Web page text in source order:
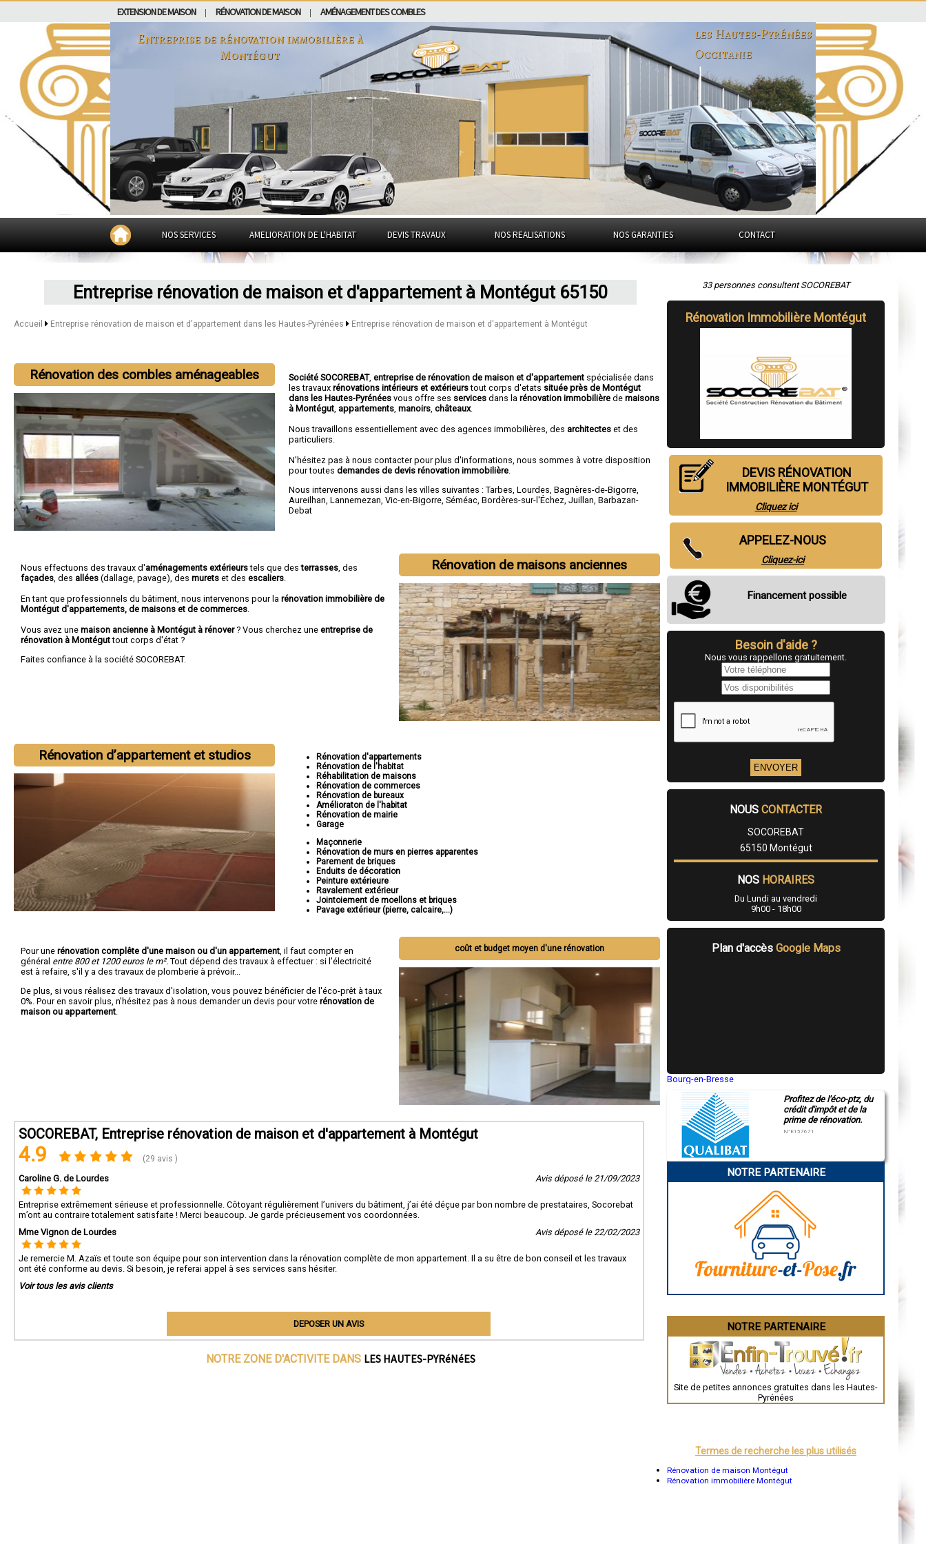
EXTENSION DE MAISON RÉNOVATION DE MAISON AMÉNAGEMENT DES COMBLES
Entreprise de rénovation immobilière à
Montégut
les Hautes-Pyrénées
Occitanie
NOS SERVICES AMELIORATION DE L'HABITAT DEVIS TRAVAUX NOS REALISATIONS NOS GARANTIES CONTACT
Entreprise rénovation de maison et d'appartement à Montégut 65150
Accueil Entreprise rénovation de maison et d'appartement dans les Hautes-Pyrénées Entreprise rénovation de maison et d'appartement à Montégut
Rénovation des combles aménageables Société SOCOREBAT,entreprise de rénovation de maison et d'appartement spécialisée dans
les travauxrénovations intérieurs et extérieurstout corps d'etats située près de Montégut
dans les Hautes-Pyrénéesvous offre ses services dans larénovation immobilière demaisons
à Montégut appartements ,manoirs ,châteaux.
Nous travaillons essentiellement avec des agences immobilières, des architectes et des
particuliers.
N'hésitez pas à nous contacter pour plus d'informations, nous sommes à votre disposition
pour toutesdemandes de devis rénovation immobilière
Nous intervenons aussi dans les villes suivantes :Tarbes ,Lourdes ,Bagnères-de-Bigorre
Aureilhan ,Lannemezan ,Vic-en-Bigorre ,Séméac ,Bordères-sur-l'Échez ,Juillan ,Barbazan-
Debat
Rénovation de maisons anciennes
Nous effectuons des travaux d'aménagements extérieurstels que desterrasses , des
façades , des allées (dallage, pavage), des murets et des escaliers
En tant que professionnels du bâtiment, nous intervenons pour la rénovation immobilière de
Montégut d'appartements, de maisons et de commerces
Vous avez une maison ancienne à Montégut à rénover? Vous cherchez une entreprise de
rénovation à Montéguttout corps d'état ?
Faites confiance à la société SOCOREBAT.
Rénovation d’appartement et studios
Rénovation d'appartements
Rénovation de l'habitat
Réhabilitation de maisons
Rénovation de commerces
Rénovation de bureaux
Amélioraton de l'habitat
Rénovation de mairie
Garage
Maçonnerie
Rénovation de murs en pierres apparentes
Parement de briques
Enduits de décoration
Peinture extérieure
Ravalement extérieur
Jointoiement de moellons et briques
Pavage extérieur (pierre, calcaire,...)
coût et budget moyen d'une rénovation
Pour une rénovation complête d'une maison ou d'un appartement , il faut compter en
général entre 800 et 1200 euros le m². Tout dépend des travaux à effectuer : si l'électricité
est à refaire, s'il y a des travaux de plomberie à prévoir...
De plus, si vous réalisez des travaux d'isolation, vous pouvez bénéficier de l'éco-prêt à taux
0%. Pour en savoir plus, n'hésitez pas à nous demander un devis pour votre rénovation de
maison ou appartement
SOCOREBAT, Entreprise rénovation de maison et d'appartement à Montégut
4.9 (29 avis )
Caroline G. de Lourdes Avis déposé le 21/09/2023
Entreprise extrêmement sérieuse et professionnelle. Côtoyant régulièrement l’univers du bâtiment, j’ai été déçue par bon nombre de prestataires, Socorebat
m’ont au contraire totalement satisfaite ! Merci beaucoup. Je garde précieusement vos coordonnées.
Mme Vignon de Lourdes
Avis déposé le 22/02/2023
Je remercie M. Azaïs et toute son équipe pour son intervention dans la rénovation complète de mon appartement. Il a su être de bon conseil et les travaux
ont été conforme au devis. Si besoin, je referai appel à ses services sans hésiter.
Voir tous les avis clients
DEPOSER UN AVIS
NOTRE ZONE D'ACTIVITE DANS LES HAUTES-PYRéNéES
33 personnes consultent SOCOREBAT
Rénovation Immobilière Montégut
DEVIS RÉNOVATION
IMMOBILIÈRE MONTÉGUT
Cliquez ici
APPELEZ-NOUS
Cliquez-ici
Financement possible
Besoin d'aide ?
Nous vous rappellons gratuitement.
NOUS CONTACTER
SOCOREBAT
65150 Montégut
NOS HORAIRES
Du Lundi au vendredi
9h00 - 18h00
Plan d'accès Google Maps
Bourg-en-Bresse
Montluçon
Manosque
Gap
Charleville-Mézières
Pamiers
Narbonne
Brive-la-Gaillarde
Guéret
Besançon
Évreux
Chartres
Nîmes
Auch
Grenoble
Mont-de-Marsan
Blois
Profitez de l'éco-ptz, du
crédit d'impôt et de la
prime de rénovation.
N°E157671
NOTRE PARTENAIRE
NOTRE PARTENAIRE
Site de petites annonces gratuites dans les Hautes-
Pyrénées
Termes de recherche les plus utilisés
Rénovation de maison Montégut
Rénovation immobilière Montégut